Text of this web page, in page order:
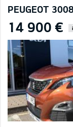
PEUGEOT
14 900 € i